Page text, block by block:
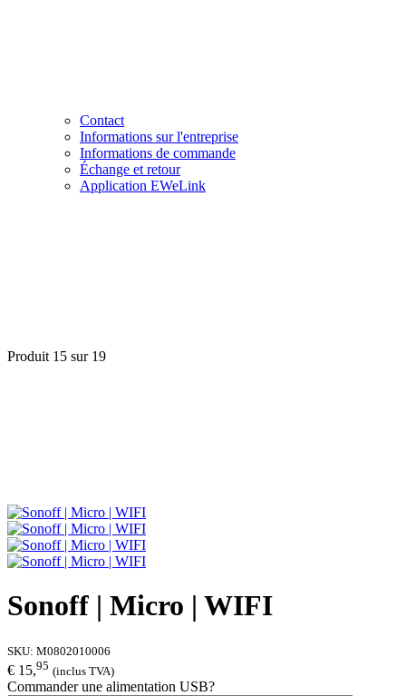
Contact
Informations sur l'entreprise
Informations de commande
Échange et retour
Application EWeLink
Produit 15 sur 19
Sonoff | Micro | WIFI
SKU: M0802010006
€ 15,95 (inclus TVA)
Commander une alimentation USB?